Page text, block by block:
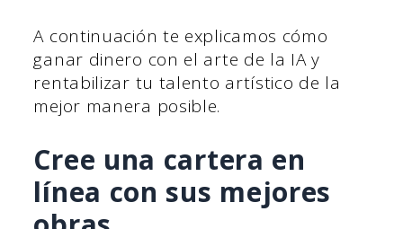
A continuación te explicamos cómo
ganar dinero con el arte de la IA y
rentabilizar tu talento artístico de la
mejor manera posible.
Cree una cartera en
línea con sus mejores